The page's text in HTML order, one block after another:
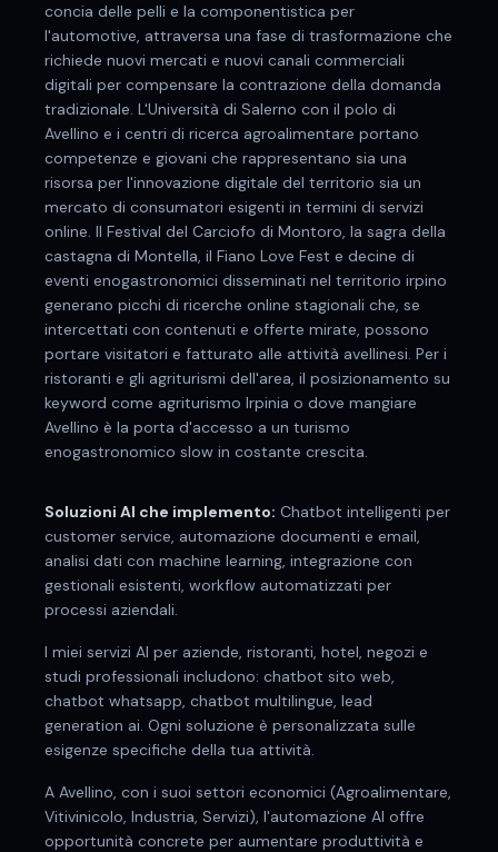
concia delle pelli e la componentistica per
l'automotive, attraversa una fase di trasformazione che
richiede nuovi mercati e nuovi canali commerciali
digitali per compensare la contrazione della domanda
tradizionale. L'Università di Salerno con il polo di
Avellino e i centri di ricerca agroalimentare portano
competenze e giovani che rappresentano sia una
risorsa per l'innovazione digitale del territorio sia un
mercato di consumatori esigenti in termini di servizi
online. Il Festival del Carciofo di Montoro, la sagra della
castagna di Montella, il Fiano Love Fest e decine di
eventi enogastronomici disseminati nel territorio irpino
generano picchi di ricerche online stagionali che, se
intercettati con contenuti e offerte mirate, possono
portare visitatori e fatturato alle attività avellinesi. Per i
ristoranti e gli agriturismi dell'area, il posizionamento su
keyword come agriturismo Irpinia o dove mangiare
Avellino è la porta d'accesso a un turismo
enogastronomico slow in costante crescita.
Soluzioni AI che implemento: Chatbot intelligenti per
customer service, automazione documenti e email,
analisi dati con machine learning, integrazione con
gestionali esistenti, workflow automatizzati per
processi aziendali.
I miei servizi AI per aziende, ristoranti, hotel, negozi e
studi professionali includono: chatbot sito web,
chatbot whatsapp, chatbot multilingue, lead
generation ai. Ogni soluzione è personalizzata sulle
esigenze specifiche della tua attività.
A Avellino, con i suoi settori economici (Agroalimentare,
Vitivinicolo, Industria, Servizi), l'automazione AI offre
opportunità concrete per aumentare produttività e